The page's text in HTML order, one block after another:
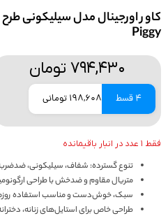
Piggy
۷۹۴,۴۳۰ تومان
4 قسط 198,608 تومانی
فقط ۱ عدد در انبار باقیمانده
تنوع گسترده: شفاف، سیلیکونی،
متریال مقاوم و ضدخش با طراحی
سبک، خوش‌دست و مناسب استفاده
طراحی خاص برای استایل‌های زنانه،